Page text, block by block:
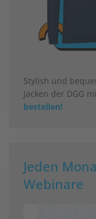
Stylish und
Jacken der DGG
bestellen!
Jeden
Webinare